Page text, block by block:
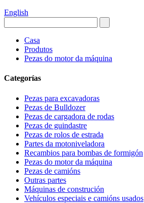
English
Casa
Produtos
Pezas do motor da máquina
Categorías
Pezas para excavadoras
Pezas de Bulldozer
Pezas de cargadora de rodas
Pezas de guindastre
Pezas de rolos de estrada
Partes da motoniveladora
Recambios para bombas de formigón
Pezas do motor da máquina
Pezas de camións
Outras partes
Máquinas de construción
Vehículos especiais e camións usados